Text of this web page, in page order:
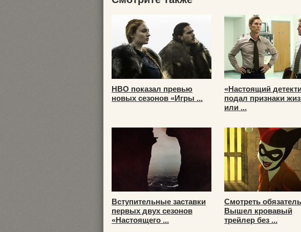
HBO показал превью
новых сезонов «Игры ...
«Настоящий
подал признаки
или ...
Вступительные заставки
первых двух сезонов
«Настоящего ...
Смотреть
Вышел кровавый
трейлер без ...